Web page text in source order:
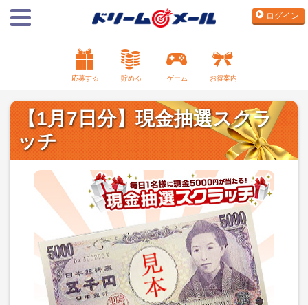
ログイン
応募する 貯める ゲーム お得案内
【1月7日分】現金抽選スクラ
ッチ